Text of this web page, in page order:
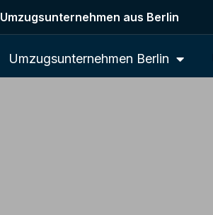
Umzugsunternehmen aus Berlin
Umzugsunternehmen Berlin